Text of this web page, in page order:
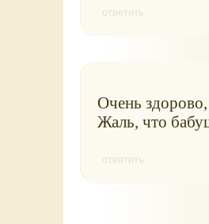
ответить
Очень
Жаль, что
ответить